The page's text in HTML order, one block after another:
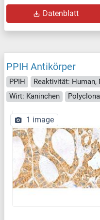
Datenblatt
PPIH Antikörper
PPIH Reaktivität: Human,
Wirt: Kaninchen
Polyclonal
1 image